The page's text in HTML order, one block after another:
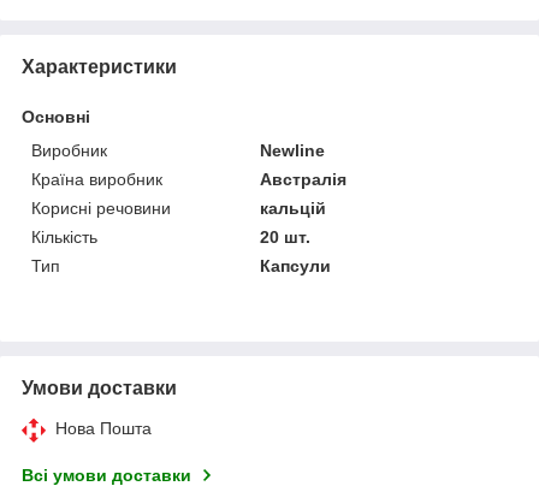
Характеристики
Основні
Виробник
Newline
Країна виробник
Австралія
Корисні речовини
кальцій
Кількість
20 шт.
Тип
Капсули
Умови доставки
Нова Пошта
Всі умови доставки